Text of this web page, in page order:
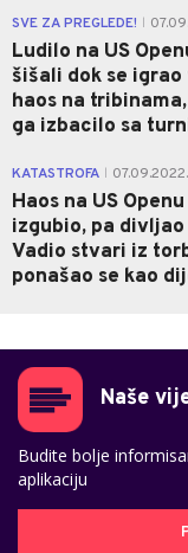
SVE ZA PREGLEDE!
Ludilo na US
šišali dok se
haos na
ga izbacilo sa
KATASTROFA 07.09.2022.
Haos na US
izgubio, pa
Vadio stvari iz
ponašao se kao
Naše
Budite bolje
aplikaciju